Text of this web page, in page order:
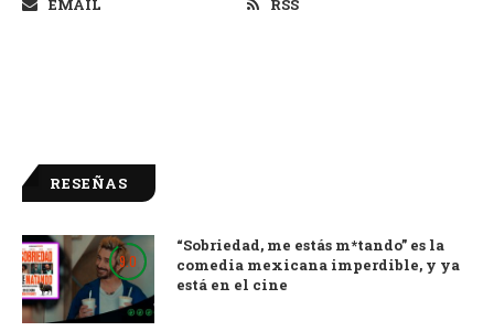
EMAIL
RSS
RESEÑAS
9.0
“Sobriedad, me estás m*tando” es la
comedia mexicana imperdible, y ya
está en el cine